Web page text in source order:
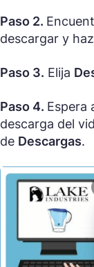
Paso 2.
descargar y
Paso 3. Elija
Paso 4. Espera
descarga del
de Descargas.